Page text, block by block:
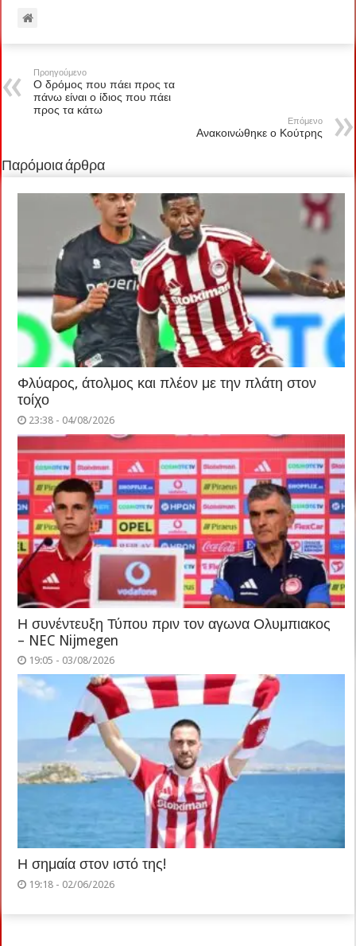
Προηγούμενο
Ο δρόμος που πάει προς τα
πάνω είναι ο ίδιος που πάει
προς τα κάτω
Επόμενο
Ανακοινώθηκε ο Κούτρης
Παρόμοια άρθρα
Φλύαρος, άτολμος και πλέον με την πλάτη στον
τοίχο
23:38 - 04/08/2026
Η συνέντευξη Τύπου πριν τον αγωνα Ολυμπιακος
– NEC Nijmegen
19:05 - 03/08/2026
Η σημαία στον ιστό της!
19:18 - 02/06/2026